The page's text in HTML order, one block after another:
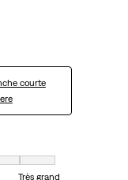
courte
égal à Très grand
Très grand